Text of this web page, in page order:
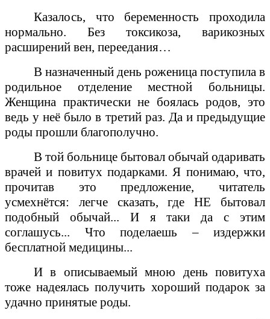
Казалось, что беременность проходила
нормально. Без токсикоза, варикозных
расширений вен, переедания…
В назначенный день роженица поступила в
родильное отделение местной больницы.
Женщина практически не боялась родов, это
ведь у неё было в третий раз. Да и предыдущие
роды прошли благополучно.
В той больнице бытовал обычай одаривать
врачей и повитух подарками. Я понимаю, что,
прочитав это предложение, читатель
усмехнётся: легче сказать, где НЕ бытовал
подобный обычай... И я таки да с этим
соглашусь... Что поделаешь – издержки
бесплатной медицины...
И в описываемый мною день повитуха
тоже надеялась получить хороший подарок за
удачно принятые роды.